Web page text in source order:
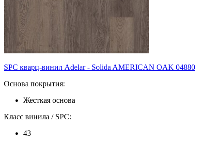
SPC кварц-винил Adelar - Solida AMERICAN OAK 04880
Основа покрытия:
Жесткая основа
Класс винила / SPC:
43